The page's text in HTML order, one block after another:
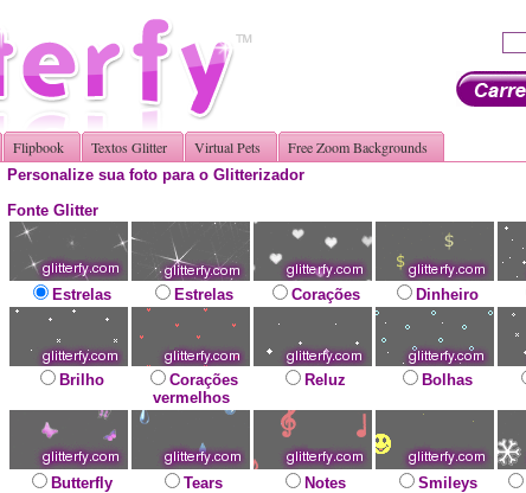
Flipbook Textos Glitter Virtual Pets Free Zoom Backgrounds
Personalize sua foto para o Glitterizador
Fonte Glitter
Estrelas Estrelas Corações Dinheiro
Brilho
Corações
vermelhos
Reluz Bolhas
Butterfly Tears Notes Smileys